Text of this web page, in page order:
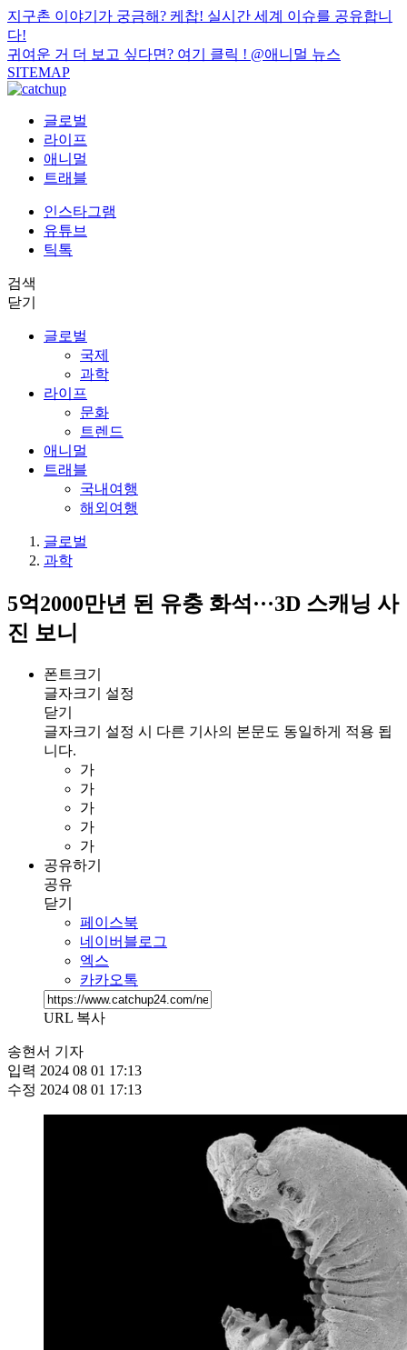
지구촌 이야기가 궁금해? 케찹! 실시간 세계 이슈를 공유합니
다!
귀여운 거 더 보고 싶다면? 여기 클릭 ! @애니멀 뉴스
SITEMAP
글로벌
라이프
애니멀
트래블
인스타그램
유튜브
틱톡
검색
닫기
글로벌
국제
과학
라이프
문화
트렌드
애니멀
트래블
국내여행
해외여행
글로벌
과학
5억2000만년 된 유충 화석···3D 스캐닝 사
진 보니
폰트크기
글자크기 설정
닫기
글자크기 설정 시 다른 기사의 본문도 동일하게 적용 됩
니다.
가
가
가
가
가
공유하기
공유
닫기
페이스북
네이버블로그
엑스
카카오톡
URL 복사
송현서 기자
입력 2024 08 01 17:13
수정 2024 08 01 17:13